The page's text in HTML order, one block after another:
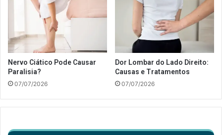
Nervo Ciático Pode Causar
Paralisia?
07/07/2026
Dor Lombar do Lado Direito:
Causas e Tratamentos
07/07/2026